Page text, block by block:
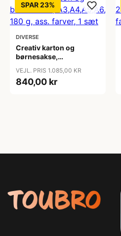
SPAR 23%
DIVERSE
Creativ karton og
børnesakse,
farver, 1 sæt
VEJL. PRIS 1.085,00 KR
840,00 kr